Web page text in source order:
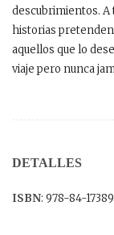
descubrimientos. A
historias
aquellos que lo
viaje pero nunca
DETALLES
ISBN: 978-84-